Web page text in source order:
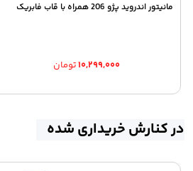
مانیتور اندروید پژو 206 همراه با قاب فابریک
۱۰,۲۹۹,۰۰۰تومان
در کنارش خریداری شده